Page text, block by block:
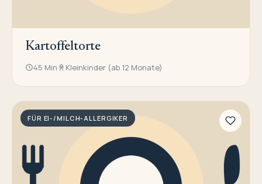
Kartoffeltorte
45 Min Kleinkinder (ab 12 Monate)
FÜR EI-/MILCH-ALLERGIKER